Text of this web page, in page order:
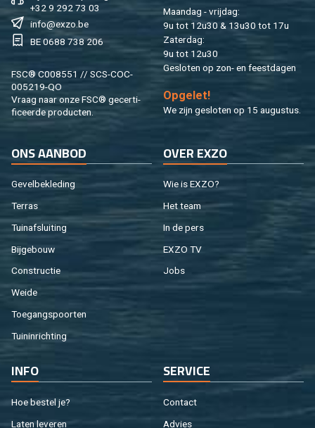
+32 9 292 73 03
info@​exzo.​be
BE 0688 738 206
FSC® C008551 // SCS-COC-
005219-QO
Vraag naar onze FSC® ge­cer­ti­
fi­ceer­de pro­duc­ten.
Maan­dag - vrij­dag:
9u tot 12u30 & 13u30 tot 17u
Za­ter­dag:
9u tot 12u30
Ge­slo­ten op zon- en feest­da­gen
Op­ge­let!
We zijn ge­slo­ten op 15 au­gus­tus.
ONS AAN­BOD
Ge­vel­be­kle­ding
Ter­ras
Tuin­af­slui­ting
Bij­ge­bouw
Con­struc­tie
Weide
Toe­gangs­poor­ten
Tuin­in­rich­ting
OVER EXZO
Wie is EXZO?
Het team
In de pers
EXZO TV
Jobs
INFO
Hoe be­stel je?
Laten le­ve­ren
SER­VI­CE
Con­tact
Ad­vies